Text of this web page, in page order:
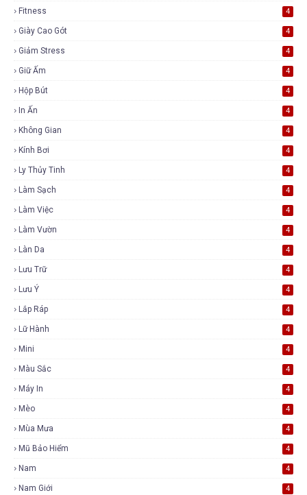
Fitness 4
Giày Cao Gót 4
Giảm Stress 4
Giữ Ấm 4
Hộp Bút 4
In Ấn 4
Không Gian 4
Kính Bơi 4
Ly Thủy Tinh 4
Làm Sạch 4
Làm Việc 4
Làm Vườn 4
Làn Da 4
Lưu Trữ 4
Lưu Ý 4
Lắp Ráp 4
Lữ Hành 4
Mini 4
Màu Sắc 4
Máy In 4
Mèo 4
Mùa Mưa 4
Mũ Bảo Hiểm 4
Nam 4
Nam Giới 4